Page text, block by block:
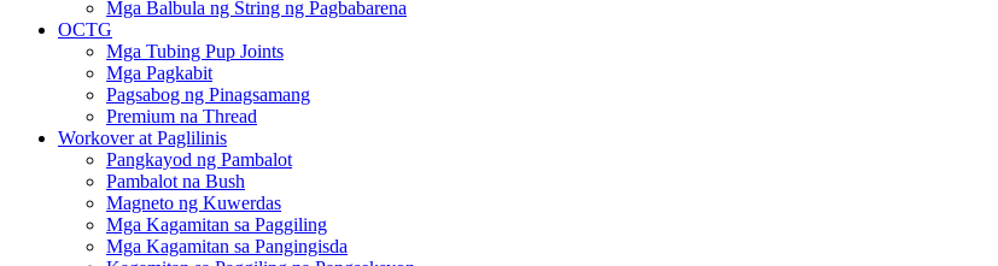
Mga Balbula ng String ng Pagbabarena
OCTG
Mga Tubing Pup Joints
Mga Pagkabit
Pagsabog ng Pinagsamang
Premium na Thread
Workover at Paglilinis
Pangkayod ng Pambalot
Pambalot na Bush
Magneto ng Kuwerdas
Mga Kagamitan sa Paggiling
Mga Kagamitan sa Pangingisda